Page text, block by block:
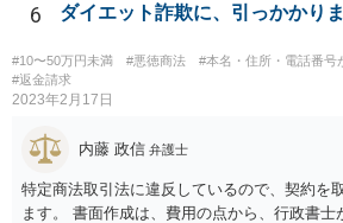
6 ダイエット詐欺に、引っかかりま
#10〜50万円未満 #悪徳商法 #本名・住所・電話番号
#返金請求
2023年2月17日
内藤 政信 弁護士
特定商法取引法に違反しているので、契約を
ます。 書面作成は、費用の点から、行政書